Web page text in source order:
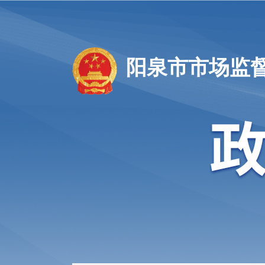
阳泉市市场监